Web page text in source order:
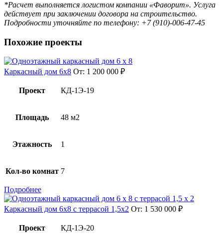
*Расчет выполняется логистом компании «Фаворит». Услуга
действует при заключении договора на строительство.
Подробности уточняйте по телефону: +7 (910)-006-47-45
Похожие проекты
Каркасный дом 6х8 От: 1 200 000 ₽
Проект КД-1Э-19
Площадь 48 м2
Этажность 1
Кол-во комнат 7
Подробнее
Каркасный дом 6х8 с террасой 1,5х2 От: 1 530 000 ₽
Проект КД-1Э-20